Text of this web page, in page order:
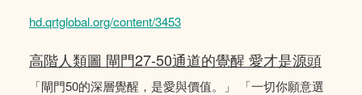
hd.qrtglobal.org/content/3453
高階人類圖 閘門27-50通道的覺醒 愛才是源頭
「閘門50的深層覺醒，是愛與價值。」 「一切你願意選